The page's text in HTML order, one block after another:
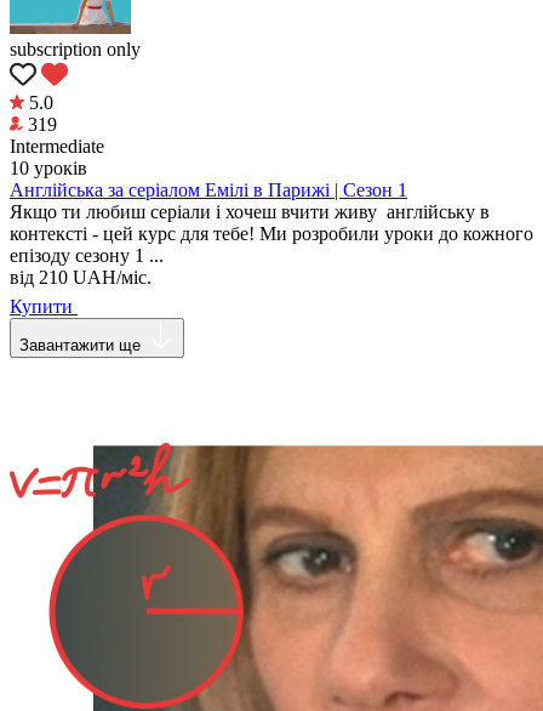
subscription only
5.0
319
Intermediate
10 уроків
Англійська за серіалом Емілі в Парижі | Сезон 1
Якщо ти любиш серіали і хочеш вчити живу англійську в
контексті - цей курс для тебе! Ми розробили уроки до кожного
епізоду сезону 1 ...
від 210 UAH/міс.
Купити
Завантажити ще